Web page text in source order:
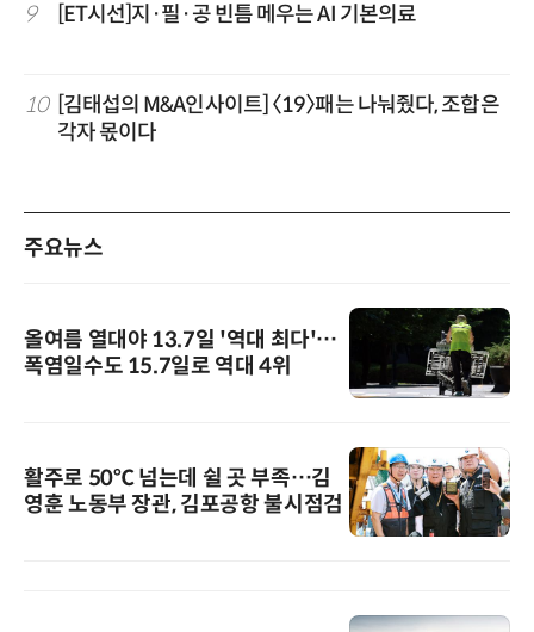
9 [ET시선]지·필·공 빈틈 메우는 AI 기본의료
10
[김태섭의 M&A인사이트] 〈19〉패는 나눠줬다, 조합은
각자 몫이다
주요뉴스
올여름 열대야 13.7일 '역대 최다'…
폭염일수도 15.7일로 역대 4위
활주로 50℃ 넘는데 쉴 곳 부족…김
영훈 노동부 장관, 김포공항 불시점검